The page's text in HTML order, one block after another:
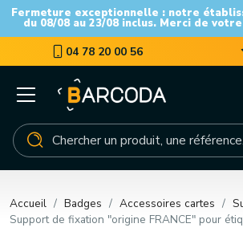
Fermeture exceptionnelle : notre
du 08/08 au 23/08 inclus. Merci de
04 78 20 00 56
Accueil Badges Accessoires cartes
Support de fixation "origine FRANCE" pour